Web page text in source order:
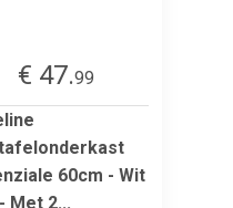
€ 47.99
60cm - Wit
Met 2...